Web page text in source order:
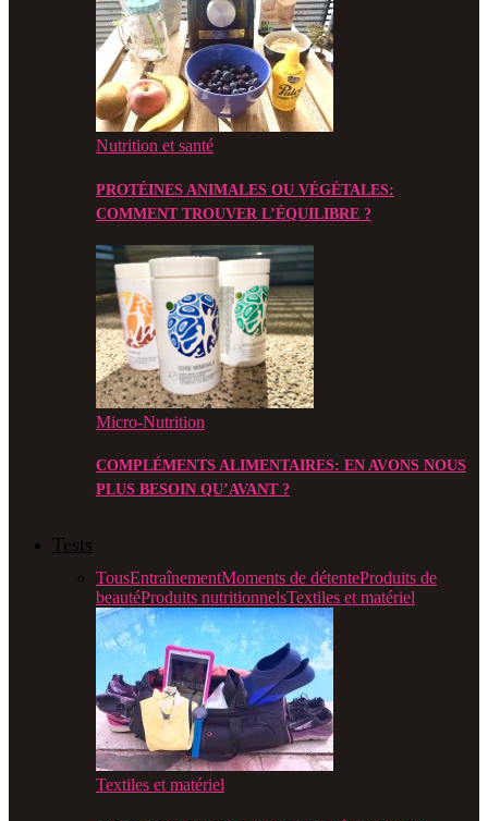
Nutrition et santé
PROTÉINES ANIMALES OU VÉGÉTALES:
COMMENT TROUVER L’ÉQUILIBRE ?
Micro-Nutrition
COMPLÉMENTS ALIMENTAIRES: EN AVONS NOUS
PLUS BESOIN QU’AVANT ?
Tests
TousEntraînementMoments de détenteProduits de
beautéProduits nutritionnelsTextiles et matériel
Textiles et matériel